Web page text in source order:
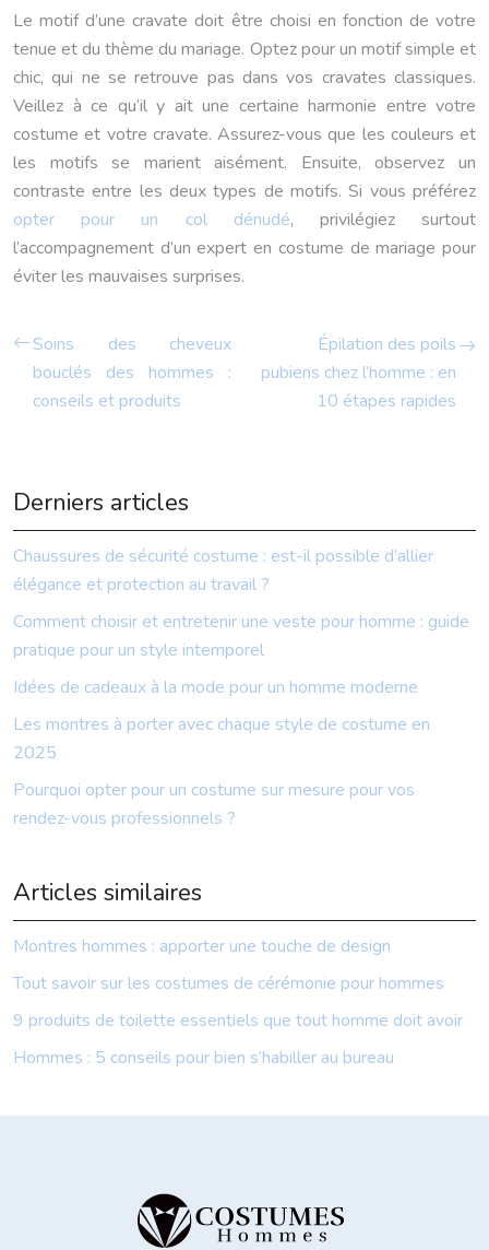
Le motif d’une cravate doit être choisi en fonction de votre
tenue et du thème du mariage. Optez pour un motif simple et
chic, qui ne se retrouve pas dans vos cravates classiques.
Veillez à ce qu’il y ait une certaine harmonie entre votre
costume et votre cravate. Assurez-vous que les couleurs et
les motifs se marient aisément. Ensuite, observez un
contraste entre les deux types de motifs. Si vous préférez
opter pour un col dénudé, privilégiez surtout
l’accompagnement d’un expert en costume de mariage pour
éviter les mauvaises surprises.
Soins des cheveux
bouclés des hommes :
conseils et produits
Épilation des poils
pubiens chez l’homme : en
10 étapes rapides
Derniers articles
Chaussures de sécurité costume : est-il possible d’allier
élégance et protection au travail ?
Comment choisir et entretenir une veste pour homme : guide
pratique pour un style intemporel
Idées de cadeaux à la mode pour un homme moderne
Les montres à porter avec chaque style de costume en
2025
Pourquoi opter pour un costume sur mesure pour vos
rendez-vous professionnels ?
Articles similaires
Montres hommes : apporter une touche de design
Tout savoir sur les costumes de cérémonie pour hommes
9 produits de toilette essentiels que tout homme doit avoir
Hommes : 5 conseils pour bien s’habiller au bureau